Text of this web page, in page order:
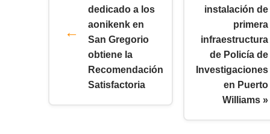
dedicado a los
aonikenk en
San Gregorio
obtiene la
Recomendación
Satisfactoria
instalación de
primera
infraestructura
de Policía de
Investigaciones
en Puerto
Williams »